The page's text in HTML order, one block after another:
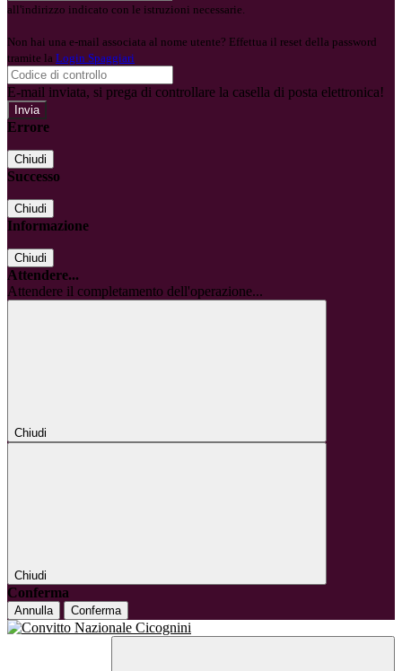
all'indirizzo indicato con le istruzioni necessarie.
Non hai una e-mail associata al nome utente? Effettua il reset della password
tramite la Login Spaggiari
E-mail inviata, si prega di controllare la casella di posta elettronica!
Errore
Chiudi
Successo
Chiudi
Informazione
Chiudi
Attendere...
Attendere il completamento dell'operazione...
Chiudi
Chiudi
Conferma
Annulla Conferma